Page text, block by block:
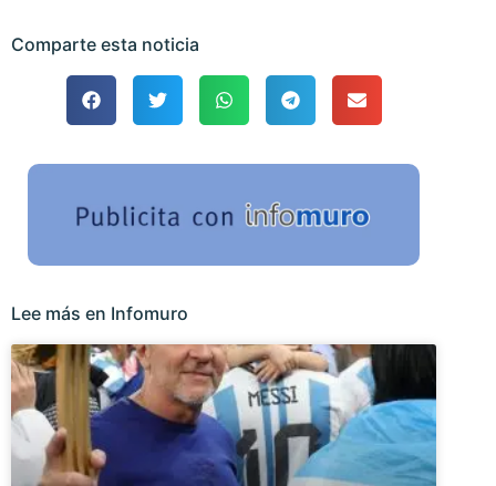
Comparte esta noticia
Lee más en Infomuro